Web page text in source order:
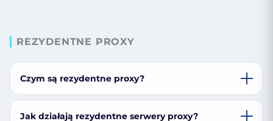
REZYDENTNE PROXY
Czym są rezydentne proxy?
Jak działają rezydentne serwery proxy?